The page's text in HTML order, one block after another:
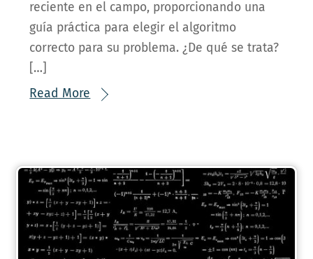
reciente en el campo, proporcionando una
guía práctica para elegir el algoritmo
correcto para su problema. ¿De qué se trata?
[…]
Read More